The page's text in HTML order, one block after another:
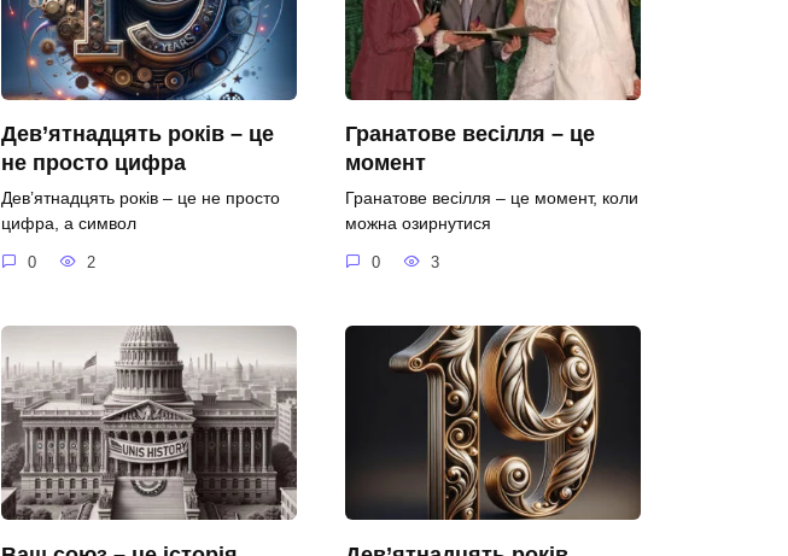
Дев’ятнадцять років – це
не просто цифра
Дев’ятнадцять років – це не просто
цифра, а символ
0 2
Гранатове весілля – це
момент
Гранатове весілля – це момент, коли
можна озирнутися
0 3